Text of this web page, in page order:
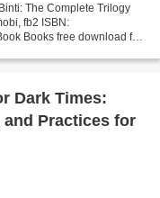
The Complete Trilogy
fb2 ISBN:
Books free download for
Dark Times:
and Practices for